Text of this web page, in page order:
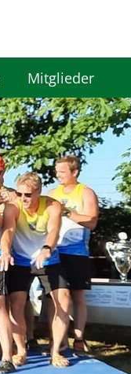
Mitglieder